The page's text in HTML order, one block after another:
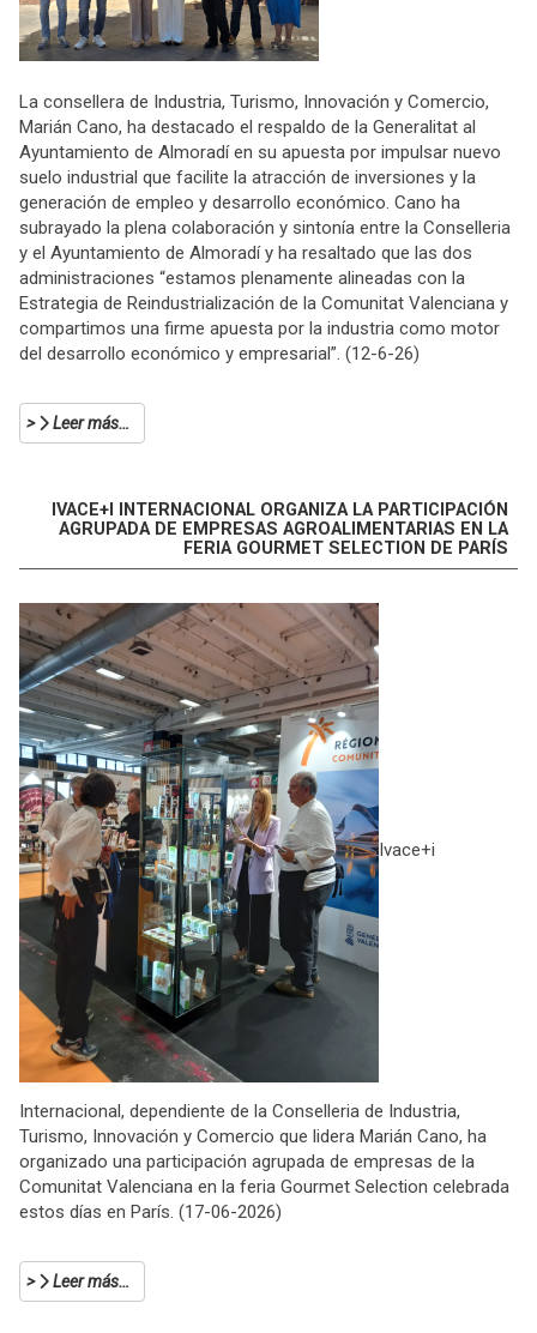
La consellera de Industria, Turismo, Innovación y Comercio,
Marián Cano, ha destacado el respaldo de la Generalitat al
Ayuntamiento de Almoradí en su apuesta por impulsar nuevo
suelo industrial que facilite la atracción de inversiones y la
generación de empleo y desarrollo económico. Cano ha
subrayado la plena colaboración y sintonía entre la Conselleria
y el Ayuntamiento de Almoradí y ha resaltado que las dos
administraciones “estamos plenamente alineadas con la
Estrategia de Reindustrialización de la Comunitat Valenciana y
compartimos una firme apuesta por la industria como motor
del desarrollo económico y empresarial”. (12-6-26)
Leer más…
IVACE+I INTERNACIONAL ORGANIZA LA PARTICIPACIÓN
AGRUPADA DE EMPRESAS AGROALIMENTARIAS EN LA
FERIA GOURMET SELECTION DE PARÍS
Ivace+i
Internacional, dependiente de la Conselleria de Industria,
Turismo, Innovación y Comercio que lidera Marián Cano, ha
organizado una participación agrupada de empresas de la
Comunitat Valenciana en la feria Gourmet Selection celebrada
estos días en París. (17-06-2026)
Leer más…